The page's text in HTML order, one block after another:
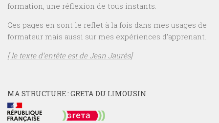
formation, une réflexion de tous instants.
Ces pages en sont le reflet à la fois dans mes usages de
formateur mais aussi sur mes expériences d’apprenant.
[ le texte d’entête est de Jean Jaurès]
MA STRUCTURE : GRETA DU LIMOUSIN